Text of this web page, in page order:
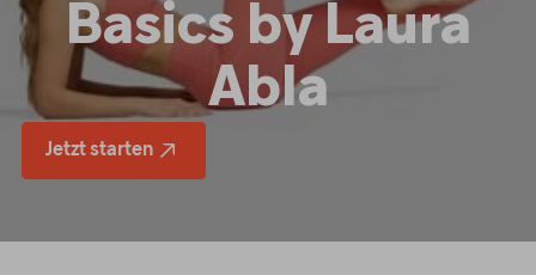
Basics by Laura
Abla
Jetzt starten